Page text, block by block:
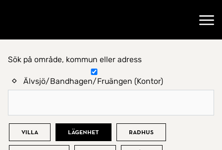
Hitta hem
Sök på område, kommun eller adress
Älvsjö/Bandhagen/Fruängen (Kontor)
Bostadstyp
Villa Lägenhet Radhus